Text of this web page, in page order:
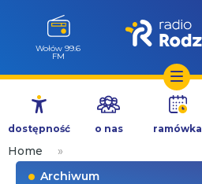
Przejdź
treści
Wołów 99.6
FM
dostępność o nas ramówka
Home
»
Archiwum